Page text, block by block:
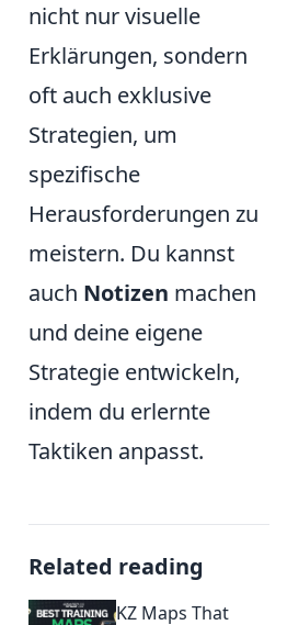
nicht nur visuelle
Erklärungen, sondern
oft auch exklusive
Strategien, um
spezifische
Herausforderungen zu
meistern. Du kannst
auch Notizen machen
und deine eigene
Strategie entwickeln,
indem du erlernte
Taktiken anpasst.
Related reading
KZ Maps That